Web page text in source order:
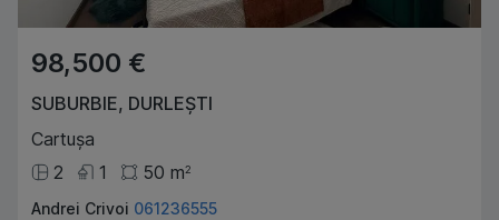
98,500 €
SUBURBIE, DURLEȘTI
Cartușa
2
1 50 m2
Andrei Crivoi 061236555